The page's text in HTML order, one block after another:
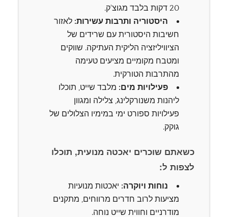
20 דקות בלבד מגוצ'ק.
היסטוריה ותרבות עשירות: לאזור
חשיבות היסטורית עם שרידים של
הציוויליזציה הליקית העתיקה. שווקים
ומטבח מקומיים מציעים טעימה
מהתרבות הטורקית.
פעילויות מים: מלבד שייט, תוכלו
ליהנות משנורקלינג, צלילה ומגוון
פעילויות ספורט ימי במימיו הצלולים של
גוקק.
כשאתם שוכרים יאכטה מנועית, תוכלו
לצפות ל:
נוחות ויוקרה: יאכטות מנועיות
מציעות לרוב חדרים מרווחים, מתקנים
מודרניים וחווית שייט נוחה.